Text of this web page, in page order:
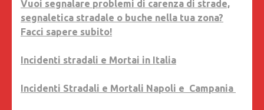
Vuoi segnalare problemi di carenza di strade,
segnaletica stradale o buche nella tua zona?
Facci sapere subito!
Incidenti stradali e Mortai in Italia
Incidenti Stradali e Mortali Napoli e Campania